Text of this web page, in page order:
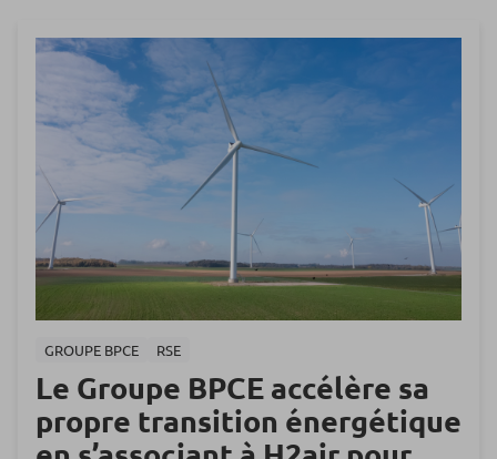
GROUPE BPCE RSE
Le Groupe BPCE accélère sa
propre transition énergétique